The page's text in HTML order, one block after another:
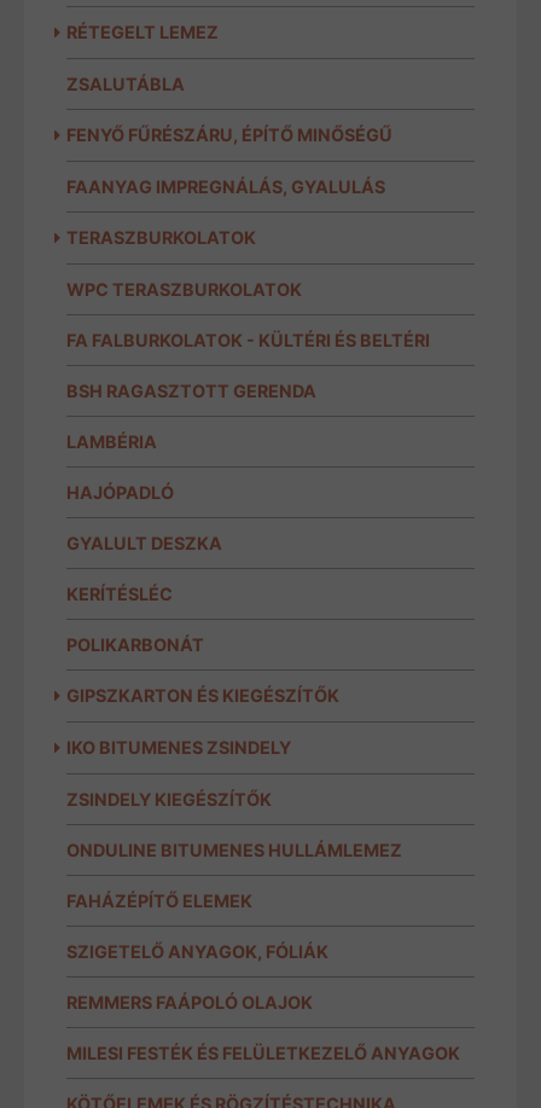
RÉTEGELT LEMEZ
ZSALUTÁBLA
FENYŐ FŰRÉSZÁRU, ÉPÍTŐ MINŐSÉGŰ
FAANYAG IMPREGNÁLÁS, GYALULÁS
TERASZBURKOLATOK
WPC TERASZBURKOLATOK
FA FALBURKOLATOK - KÜLTÉRI ÉS BELTÉRI
BSH RAGASZTOTT GERENDA
LAMBÉRIA
HAJÓPADLÓ
GYALULT DESZKA
KERÍTÉSLÉC
POLIKARBONÁT
GIPSZKARTON ÉS KIEGÉSZÍTŐK
IKO BITUMENES ZSINDELY
ZSINDELY KIEGÉSZÍTŐK
ONDULINE BITUMENES HULLÁMLEMEZ
FAHÁZÉPÍTŐ ELEMEK
SZIGETELŐ ANYAGOK, FÓLIÁK
REMMERS FAÁPOLÓ OLAJOK
MILESI FESTÉK ÉS FELÜLETKEZELŐ ANYAGOK
KÖTŐELEMEK ÉS RÖGZÍTÉSTECHNIKA